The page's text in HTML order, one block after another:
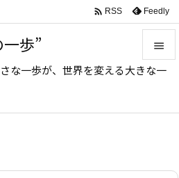
歩”
な一歩が、世界を変える大きな一



 RSS Feedly